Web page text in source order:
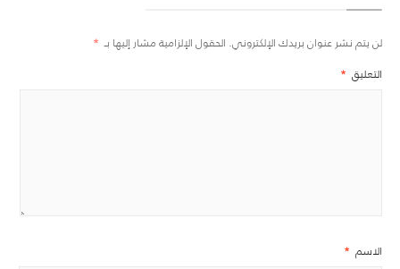
لن يتم نشر عنوان بريدك الإلكتروني. الحقول الإلزامية مشار إليها بـ *
التعليق *
الاسم *